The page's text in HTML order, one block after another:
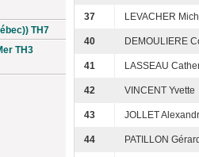
TH7
TH3
37 LEVACHER
40 DEMOULIERE
41 LASSEAU
42 VINCENT Yvette
43 JOLLET
44 PATILLON